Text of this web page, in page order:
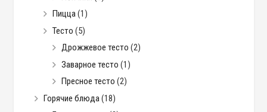
Пицца(1)
Тесто (5)
Дрожжевое тесто (2)
Заварное тесто (1)
Пресное тесто (2)
Горячие блюда(18)